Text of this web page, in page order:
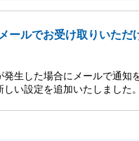
ールでお受け取りいただ
生した場合にメールで通
い設定を追加いたしました